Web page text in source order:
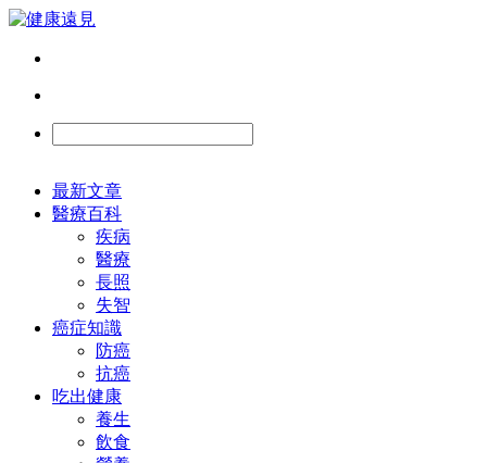
最新文章
醫療百科
疾病
醫療
長照
失智
癌症知識
防癌
抗癌
吃出健康
養生
飲食